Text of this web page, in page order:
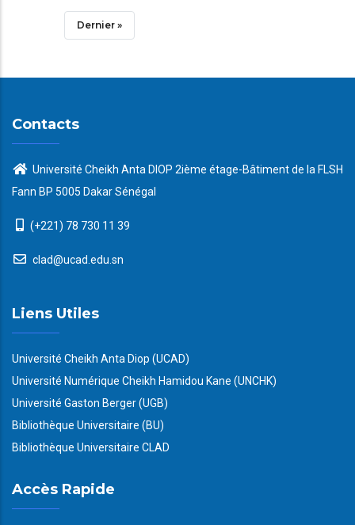
Courante
Dernière
Dernier »
Contacts
Université Cheikh Anta DIOP 2ième étage-Bâtiment de la FLSH
Fann BP 5005 Dakar Sénégal
(+221) 78 730 11 39
clad@ucad.edu.sn
Liens Utiles
Université Cheikh Anta Diop (UCAD)
Université Numérique Cheikh Hamidou Kane (UNCHK)
Université Gaston Berger (UGB)
Bibliothèque Universitaire (BU)
Bibliothèque Universitaire CLAD
Accès Rapide